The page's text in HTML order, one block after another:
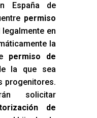
España de
permiso
legalmente en
la
permiso de
la que sea
progenitores.
solicitar
de